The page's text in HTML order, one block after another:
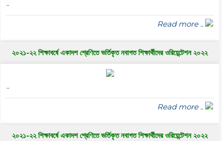
..
Read more ..
২০২১-২২ শিক্ষাবর্ষে একাদশ শ্রেণিতে ভর্তিকৃত নবাগত শিক্ষার্থীদের ওরিয়েন্টেশন ২০২২
..
Read more ..
২০২১-২২ শিক্ষাবর্ষে একাদশ শ্রেণিতে ভর্তিকৃত নবাগত শিক্ষার্থীদের ওরিয়েন্টেশন ২০২২